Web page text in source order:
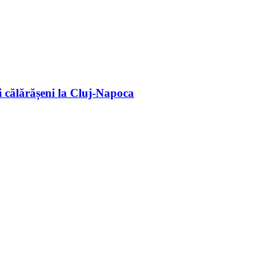
la Cluj-Napoca